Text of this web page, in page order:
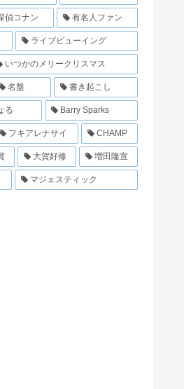
偵コナン 有名人ファン
ライブビューイング
いつかのメリークリスマス
名盤 書き起こし
る Barry Sparks
フキアレナサイ CHAMP
大賀好修 増田隆宣
マジェスティック